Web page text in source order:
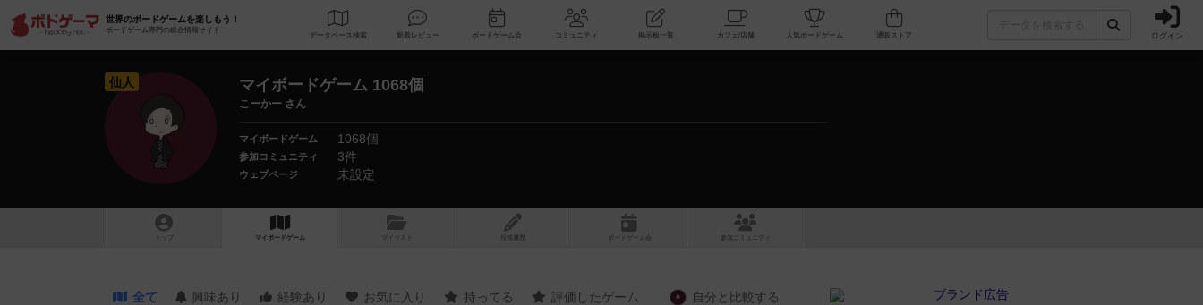
世界のボードゲームを楽しもう！
ボードゲーム専門の総合情報サイト
データベース 検索 新着レビュー ボードゲーム会 コミュニティ 掲示板一覧 カフェ/店舗 人気ボードゲーム ログイン
仙人 マイボードゲーム 1068個
こーかー さん
マイボードゲーム 1068個
参加コミュニティ 3件
ウェブページ 未設定
トップ マイボードゲーム マイリスト 投稿履歴 ボ ドゲ ーム コミュニティ
全て 興味あり 経験あり お気に入り 持ってる 評価したゲーム 自分と 比較する